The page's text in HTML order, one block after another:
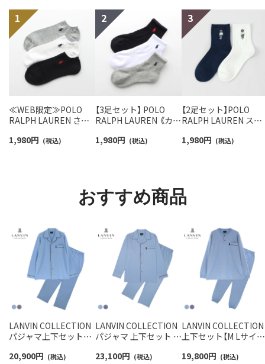
≪WEB限定≫POLO
RALPH LAUREN さら
スニーカー丈ソックス
1,980円 (税込)
【3足セット】 POLO
RALPH LAUREN 《カラ
ンポイントソックス シ
1,980円 (税込)
【2足セット】POLO
RALPH LAUREN スタ
ロベア オーガニック
1,980円 (税込)
おすすめ商品
LANVIN COLLECTION
パジャマ上下セット【M
ズアイ 綿100% 長袖 長
20,900円 (税込)
LANVIN COLLECTION
パジャマ 上下セット 綿
アイ 先染め 【LLサイ
23,100円 (税込)
LANVIN COLLECTION
上下セット【M Lサイ
イ 綿100% 長袖 長丈
19,800円 (税込)